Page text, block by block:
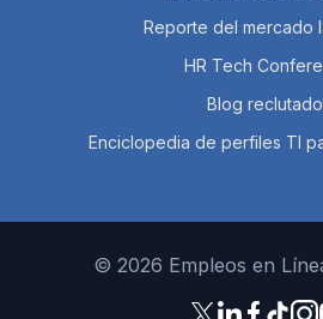
Reporte del mercado
HR Tech
Blog
Enciclopedia de perfiles TI
© 2026 Empleos en